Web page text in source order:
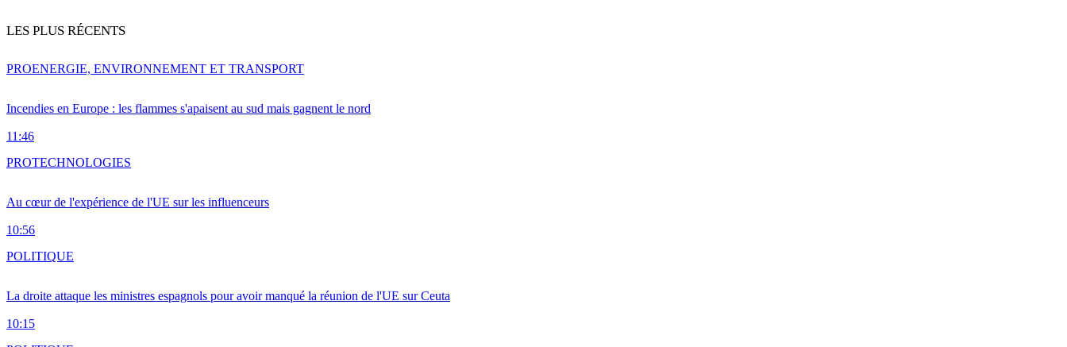
LES PLUS RÉCENTS
Incendies en Europe : les flammes s'apaisent au sud mais gagnent le nord
11:46
PROENERGIE, ENVIRONNEMENT ET TRANSPORT
Au cœur de l'expérience de l'UE sur les influenceurs
10:56
PROTECHNOLOGIES
La droite attaque les ministres espagnols pour avoir manqué la réunion de l'UE sur Ceuta
10:15
POLITIQUE